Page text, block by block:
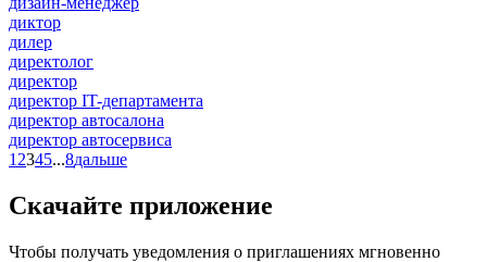
диктор
дилер
директолог
директор
директор IT-департамента
директор автосалона
директор автосервиса
1 2345...8дальше
Скачайте приложение
Чтобы получать уведомления о приглашениях мгновенно